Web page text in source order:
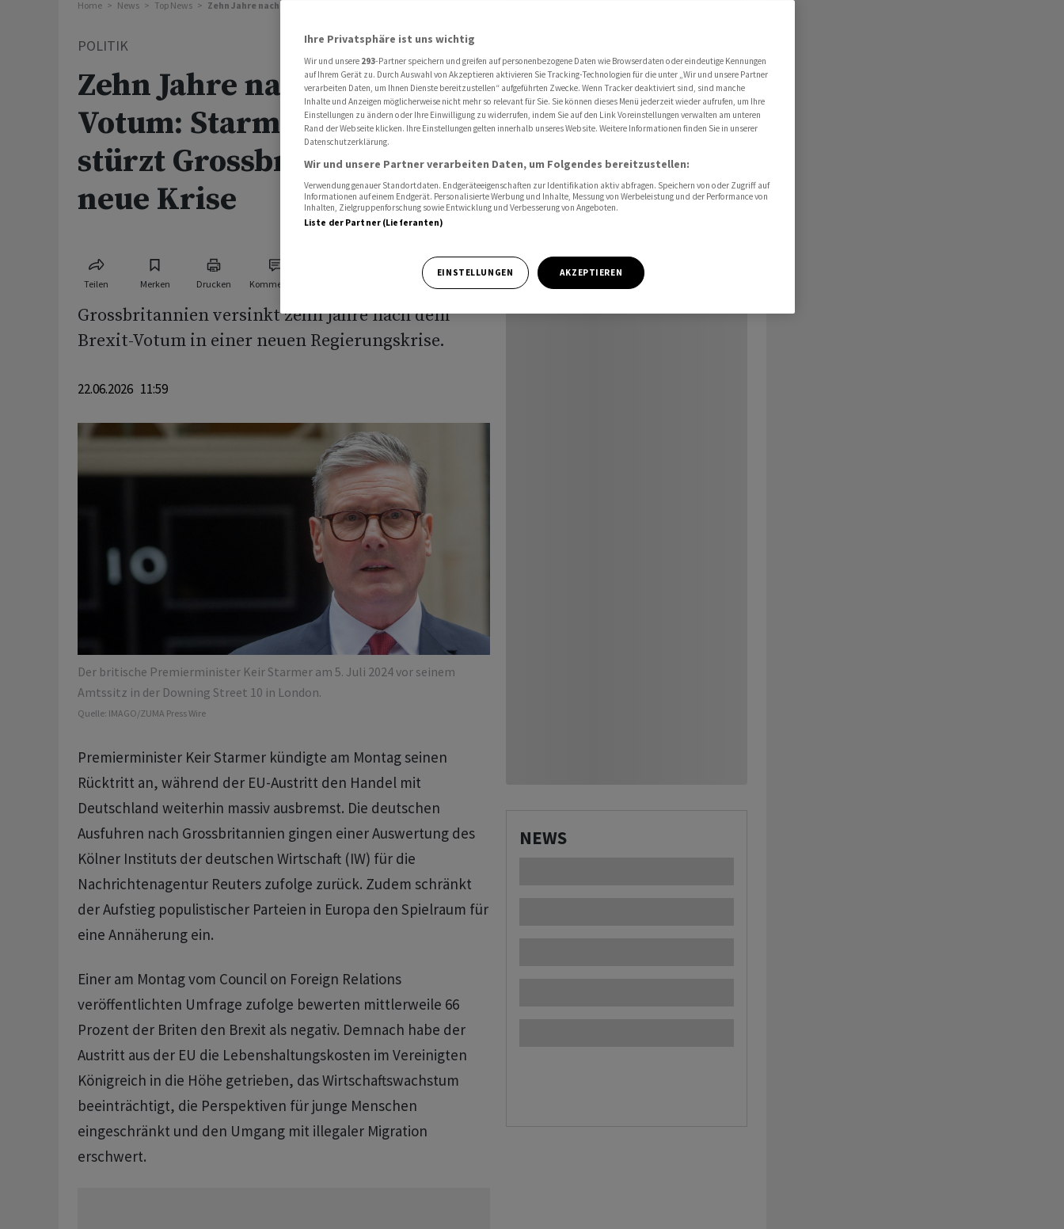
Home News Top News Zehn Jahre nach Brexit-Votum: Starmer-Rücktritt stürzt Grossbritannien in neue Krise
POLITIK
Zehn Jahre nach Brexit-
Votum: Starmer-Rücktritt
stürzt Grossbritannien in
neue Krise
Teilen Merken Drucken Kommentare
Grossbritannien versinkt zehn Jahre nach dem
Brexit-Votum in einer neuen Regierungskrise.
22.06.2026 11:59
Der britische Premierminister Keir Starmer am 5. Juli 2024 vor seinem
Amtssitz in der Downing Street 10 in London.
Quelle: IMAGO/ZUMA Press Wire
Premierminister Keir Starmer kündigte am Montag seinen
Rücktritt an, während der EU-Austritt den Handel mit
Deutschland weiterhin massiv ausbremst. Die deutschen
‌Ausfuhren nach Grossbritannien gingen ⁠einer Auswertung des
Kölner Instituts der deutschen Wirtschaft (IW) für die
Nachrichtenagentur Reuters zufolge zurück. Zudem schränkt
der Aufstieg populistischer Parteien in Europa den Spielraum für
eine Annäherung ein.
Einer am Montag vom Council on Foreign Relations
veröffentlichten ⁠Umfrage zufolge bewerten mittlerweile 66
Prozent der Briten den Brexit als negativ. Demnach habe der
Austritt aus der EU die Lebenshaltungskosten im Vereinigten
Königreich in die Höhe getrieben, das Wirtschaftswachstum
beeinträchtigt, die Perspektiven für junge Menschen
eingeschränkt und den Umgang mit illegaler Migration
‌erschwert.
NEWS
Ihre Privatsphäre ist uns wichtig
Wir und unsere 293-Partner speichern und greifen auf personenbezogene Daten wie Browserdaten oder eindeutige Kennungen
auf Ihrem Gerät zu. Durch Auswahl von Akzeptieren aktivieren Sie Tracking-Technologien für die unter „Wir und unsere Partner
verarbeiten Daten, um Ihnen Dienste bereitzustellen“ aufgeführten Zwecke. Wenn Tracker deaktiviert sind, sind manche
Inhalte und Anzeigen möglicherweise nicht mehr so relevant für Sie. Sie können dieses Menü jederzeit wieder aufrufen, um Ihre
Einstellungen zu ändern oder Ihre Einwilligung zu widerrufen, indem Sie auf den Link Voreinstellungen verwalten am unteren
Rand der Webseite klicken. Ihre Einstellungen gelten innerhalb unseres Website. Weitere Informationen finden Sie in unserer
Datenschutzerklärung.
Wir und unsere Partner verarbeiten Daten, um Folgendes bereitzustellen:
Verwendung genauer Standortdaten. Endgeräteeigenschaften zur Identifikation aktiv abfragen. Speichern von oder Zugriff auf
Informationen auf einem Endgerät. Personalisierte Werbung und Inhalte, Messung von Werbeleistung und der Performance von
Inhalten, Zielgruppenforschung sowie Entwicklung und Verbesserung von Angeboten.
Liste der Partner (Lieferanten)
EINSTELLUNGEN AKZEPTIEREN